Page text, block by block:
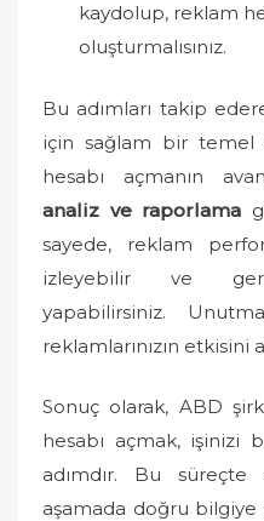
kaydolup, reklam
oluşturmalısınız.
Bu adımları takip
için sağlam bir temel
hesabı açmanın
analiz ve raporlama
sayede, reklam
izleyebilir ve
yapabilirsiniz.
reklamlarınızın etkisini
Sonuç olarak, ABD
hesabı açmak, işinizi
adımdır. Bu süreçte
aşamada doğru bilgiye